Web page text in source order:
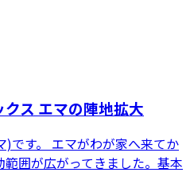
ス エマの陣地拡大
)です。 エマがわが家へ来てか
囲が広がってきました。基本